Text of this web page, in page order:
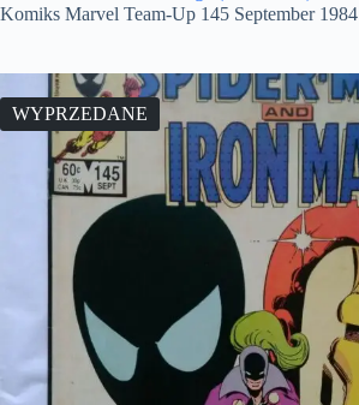
Komiks Marvel Team-Up 145 September 1984
WYPRZEDANE